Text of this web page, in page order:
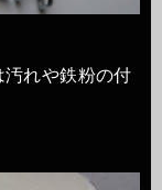
れや鉄粉の付